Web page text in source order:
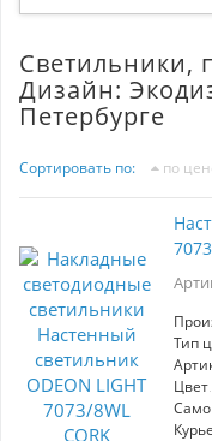
Светильники,
Дизайн:
Петербурге
Сортировать по: по
Тип
Цвет